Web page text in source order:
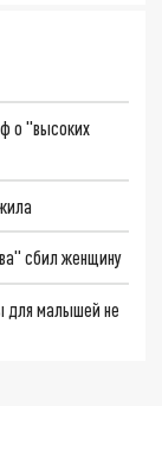
о "высоких
сбил женщину
для малышей не